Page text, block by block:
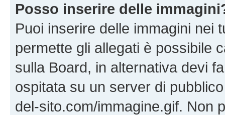
Posso inserire delle
Puoi inserire delle immagini nei
permette gli allegati è possibile
sulla Board, in alternativa devi
ospitata su un server di
del-sito.com/immagine.gif. Non